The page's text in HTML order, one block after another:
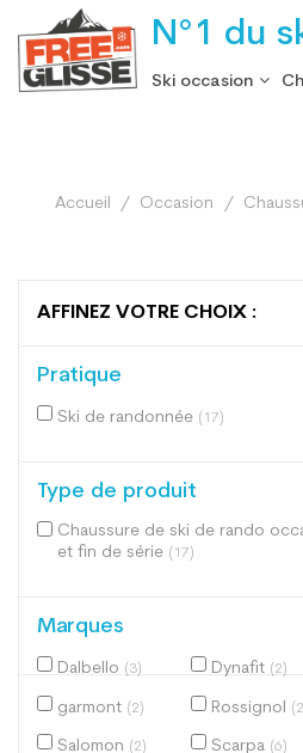
N°1 du
Ski occasion
Accueil Occasion
AFFINEZ VOTRE CHOIX :
Pratique
Ski de randonnée (17)
Type de produit
Chaussure de ski de rando
et fin de série (17)
Marques
Dalbello (3) Dynafit (2)
garmont (2) Rossignol
Salomon (2) Scarpa (6)